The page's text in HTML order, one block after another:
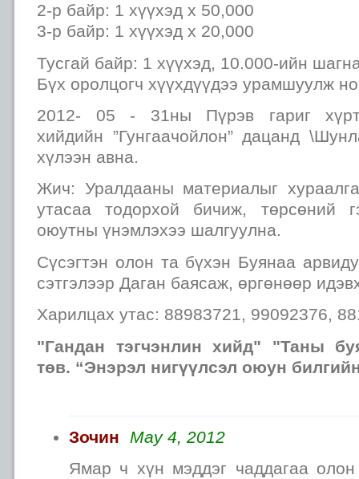
2-р байр: 1 хүүхэд х 50,000
3-р байр: 1 хүүхэд х 20,000
Тусгай байр: 1 хүүхэд, 10.000-ийн
Бүх оролцогч хүүхдүүдээ урамшуулж
2012- 05 - 31ны Пүрэв гариг
хийдийн ”Гунгаачойлон” дацанд
хүлээн авна.
Жич: Уралдааны материалыг
утасаа тодорхой бичиж, төрсөний
оюутны үнэмлэхээ шалгуулна.
Сүсэгтэн олон та бүхэн Буянаа
сэтгэлээр Даган баясаж, өргөнөөр
Харилцах утас: 88983721, 99092376,
"Гандан тэгчэнлин хийд" "Таны
төв. “Энэрэл нигүүлсэл оюун
Зочин
May 4, 2012
Ямар ч хүн мэддэг чаддагаа